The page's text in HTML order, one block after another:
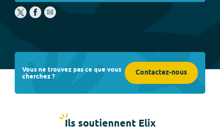
Vous ne trouvez pas ce que vous
cherchez ? Contactez-nous
Ils soutiennent Elix